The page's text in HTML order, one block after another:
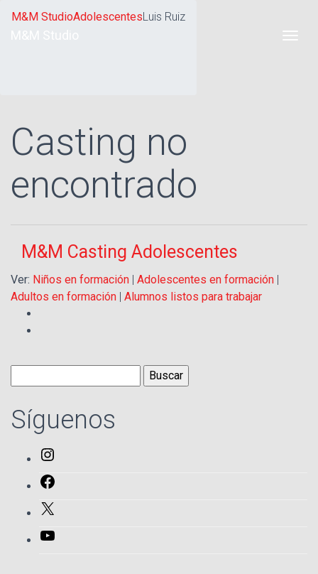
M&M StudioAdolescentesLuis Ruiz
Casting no
encontrado
M&M Casting Adolescentes
Ver: Niños en formación | Adolescentes en formación |
Adultos en formación | Alumnos listos para trabajar
Buscar:
Síguenos